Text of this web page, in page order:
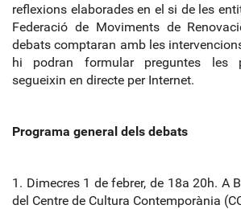
reflexions elaborades en el si de les
Federació de Moviments de
debats comptaran amb les
hi podran formular preguntes les
segueixin en directe per Internet.
Programa general dels debats
1. Dimecres 1 de febrer, de 18a 20h. A
del Centre de Cultura Contemporània